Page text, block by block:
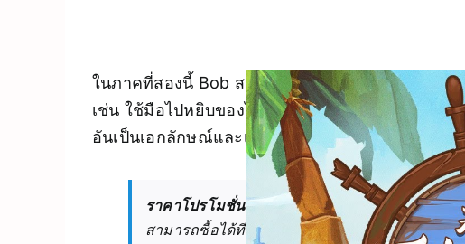
ในภาคที่สองนี้ Bob สามารถถอดแขน มือ หรือแม้แ
เช่น ใช้มือไปหยิบของไกล ๆ หรือนำอวัยวะบางส่วน
อันเป็นเอกลักษณ์และเนื้อเรื่องที่ลุ่มลึกแบบ “นิทานยุ
ราคาโปรโมชั่น: ลดจาก 20 ยูโร เหลือ 10 ยูโร
สามารถซื้อได้ที่ Horizon Store